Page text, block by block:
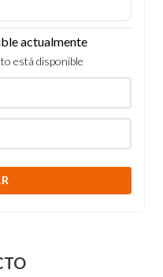
actualmente
está disponible